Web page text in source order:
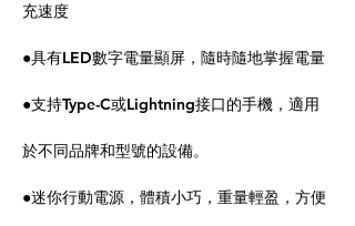
充速度
●具有LED數字電量顯屏，隨時隨地掌握電量
●支持Type-C或Lightning接口的手機，適用
於不同品牌和型號的設備。
●迷你行動電源，體積小巧，重量輕盈，方便